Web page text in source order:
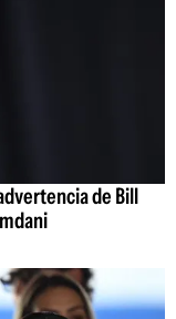
de Bill